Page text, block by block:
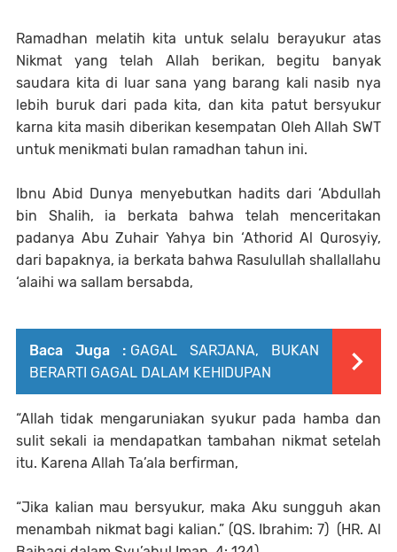
Ramadhan melatih kita untuk selalu berayukur atas
Nikmat yang telah Allah berikan, begitu banyak
saudara kita di luar sana yang barang kali nasib nya
lebih buruk dari pada kita, dan kita patut bersyukur
karna kita masih diberikan kesempatan Oleh Allah SWT
untuk menikmati bulan ramadhan tahun ini.
Ibnu Abid Dunya menyebutkan hadits dari ‘Abdullah
bin Shalih, ia berkata bahwa telah menceritakan
padanya Abu Zuhair Yahya bin ‘Athorid Al Qurosyiy,
dari bapaknya, ia berkata bahwa Rasulullah shallallahu
‘alaihi wa sallam bersabda,
Baca Juga : GAGAL SARJANA, BUKAN
BERARTI GAGAL DALAM KEHIDUPAN
“Allah tidak mengaruniakan syukur pada hamba dan
sulit sekali ia mendapatkan tambahan nikmat setelah
itu. Karena Allah Ta’ala berfirman,
“Jika kalian mau bersyukur, maka Aku sungguh akan
menambah nikmat bagi kalian.” (QS. Ibrahim: 7) (HR. Al